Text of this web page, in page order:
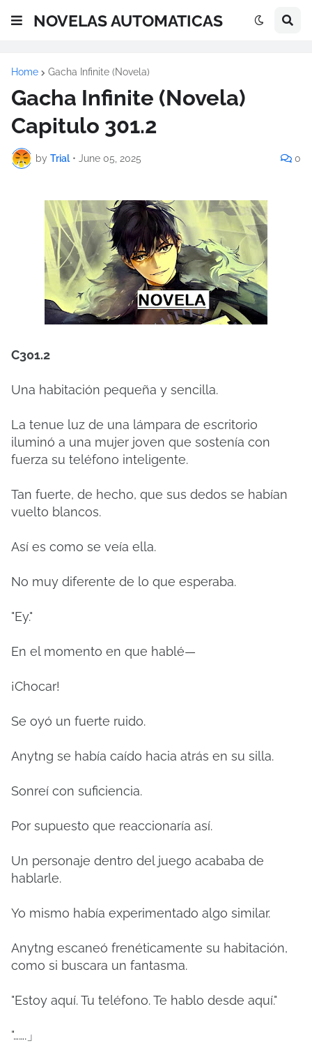
NOVELAS AUTOMATICAS
Home Gacha Infinite (Novela)
Gacha Infinite (Novela)
Capitulo 301.2
by Trial • June 05, 2025 0
C301.2
Una habitación pequeña y sencilla.
La tenue luz de una lámpara de escritorio
iluminó a una mujer joven que sostenía con
fuerza su teléfono inteligente.
Tan fuerte, de hecho, que sus dedos se habían
vuelto blancos.
Así es como se veía ella.
No muy diferente de lo que esperaba.
"Ey."
En el momento en que hablé—
¡Chocar!
Se oyó un fuerte ruido.
Anytng se había caído hacia atrás en su silla.
Sonreí con suficiencia.
Por supuesto que reaccionaría así.
Un personaje dentro del juego acababa de
hablarle.
Yo mismo había experimentado algo similar.
Anytng escaneó frenéticamente su habitación,
como si buscara un fantasma.
"Estoy aquí. Tu teléfono. Te hablo desde aquí."
"…….」